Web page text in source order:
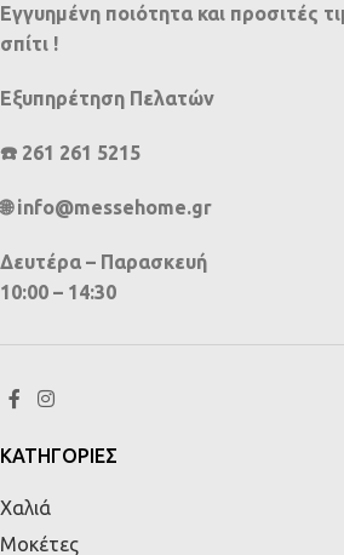
Εγγυημένη ποιότητα και προσιτές
σπίτι !
Εξυπηρέτηση Πελατών
☎️ 261 261 5215
🌐 info@messehome.gr
Δευτέρα – Παρασκευή
10:00 – 14:30
ΚΑΤΗΓΟΡΙΕΣ
Χαλιά
Μοκέτες